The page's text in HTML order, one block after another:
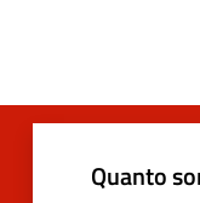
Quanto